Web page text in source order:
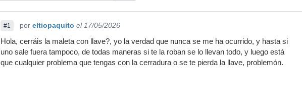
#1 por eltiopaquito el 17/05/2026
Hola, cerráis la maleta con llave?, yo la verdad que nunca se me ha ocurrido, y hasta si
uno sale fuera tampoco, de todas maneras si te la roban se lo llevan todo, y luego está
que cualquier problema que tengas con la cerradura o se te pierda la llave, problemón.